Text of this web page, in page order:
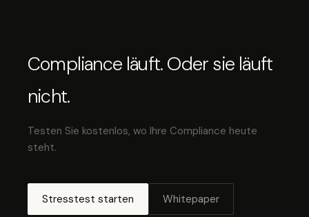
Compliance läuft. Oder sie läuft
nicht.
Testen Sie kostenlos, wo Ihre Compliance heute
steht.
Stresstest starten Whitepaper